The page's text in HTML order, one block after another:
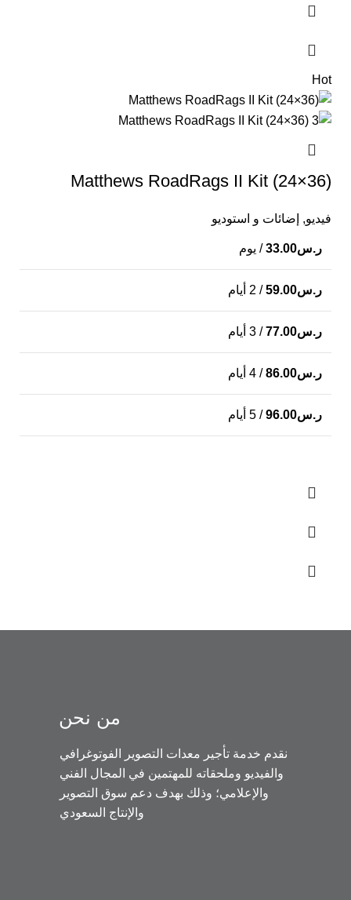
Hot
Matthews RoadRags II Kit (24×36)
فيديو, إضائات و استوديو
ر.س33.00/ يوم
ر.س59.00/ 2 أيام
ر.س77.00/ 3 أيام
ر.س86.00/ 4 أيام
ر.س96.00/ 5 أيام
من نحن
نقدم خدمة تأجير معدات التصوير الفوتوغرافي
والفيديو وملحقاته للمهتمين في المجال الفني
والإعلامي؛ وذلك بهدف دعم سوق التصوير
والإنتاج السعودي